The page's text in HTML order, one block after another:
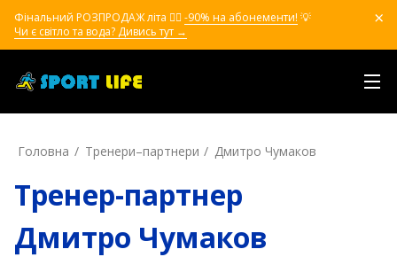
Фінальний РОЗПРОДАЖ літа ❤️‍🔥 -90% на абонементи! 💡
Чи є світло та вода? Дивись тут →
Головна Тренери–партнери Дмитро Чумаков
Тренер-партнер
Дмитро Чумаков